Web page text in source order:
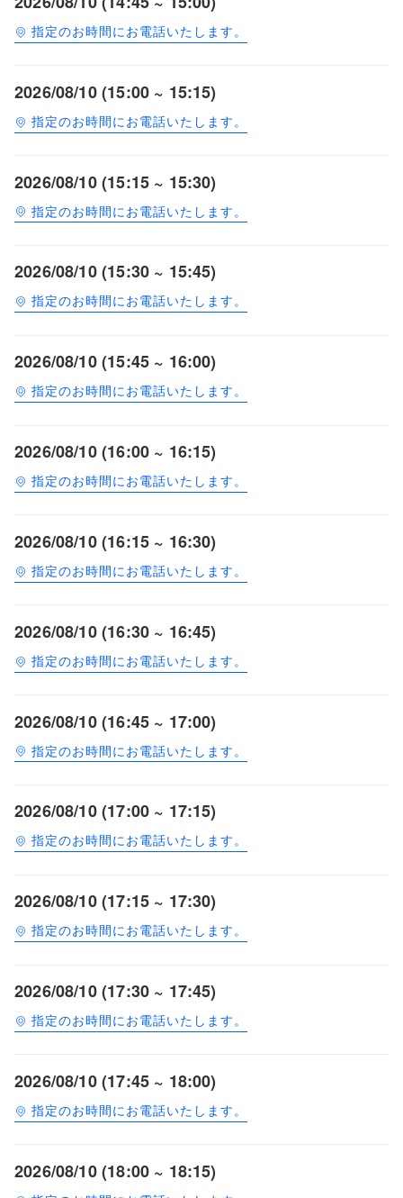
指定のお時間にお電話いたします。
2026/08/10 (15:00 ~ 15:15)
指定のお時間にお電話いたします。
2026/08/10 (15:15 ~ 15:30)
指定のお時間にお電話いたします。
2026/08/10 (15:30 ~ 15:45)
指定のお時間にお電話いたします。
2026/08/10 (15:45 ~ 16:00)
指定のお時間にお電話いたします。
2026/08/10 (16:00 ~ 16:15)
指定のお時間にお電話いたします。
2026/08/10 (16:15 ~ 16:30)
指定のお時間にお電話いたします。
2026/08/10 (16:30 ~ 16:45)
指定のお時間にお電話いたします。
2026/08/10 (16:45 ~ 17:00)
指定のお時間にお電話いたします。
2026/08/10 (17:00 ~ 17:15)
指定のお時間にお電話いたします。
2026/08/10 (17:15 ~ 17:30)
指定のお時間にお電話いたします。
2026/08/10 (17:30 ~ 17:45)
指定のお時間にお電話いたします。
2026/08/10 (17:45 ~ 18:00)
指定のお時間にお電話いたします。
2026/08/10 (18:00 ~ 18:15)